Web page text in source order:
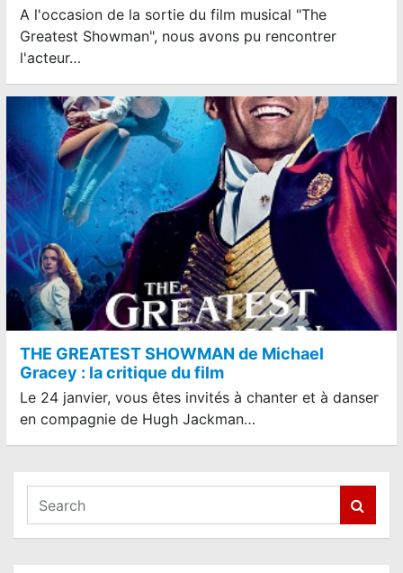
A l'occasion de la sortie du film musical "The
Greatest Showman", nous avons pu rencontrer
l'acteur…
THE GREATEST SHOWMAN de Michael
Gracey : la critique du film
Le 24 janvier, vous êtes invités à chanter et à danser
en compagnie de Hugh Jackman…
a